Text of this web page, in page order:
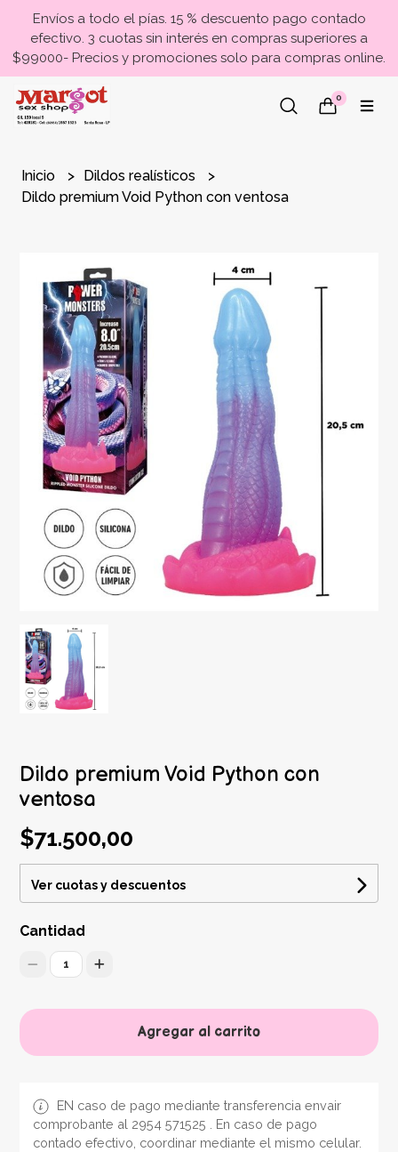
Envíos a todo el pías. 15 % descuento pago contado
efectivo. 3 cuotas sin interés en compras superiores a
$99000- Precios y promociones solo para compras online.
0
Inicio
Dildos realísticos
Dildo premium Void Python con ventosa
Dildo premium Void Python con
ventosa
$71.500,00
Ver cuotas y descuentos
Cantidad
1
Agregar al carrito
EN caso de pago mediante transferencia envair
comprobante al 2954 571525 . En caso de pago
contado efectivo, coordinar mediante el mismo celular.